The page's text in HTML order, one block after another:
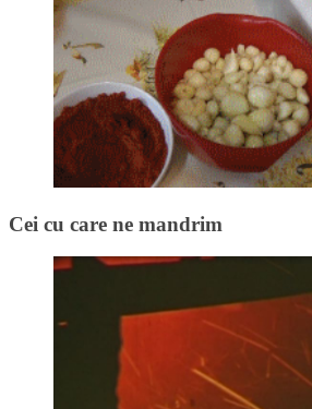
Cei cu care ne mandrim